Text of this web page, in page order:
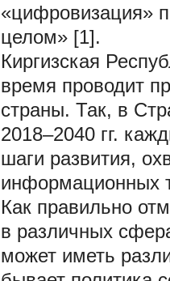
«цифровизация»
целом» [1].
Киргизская
время проводит
страны. Так, в
2018–2040 гг.
шаги развития,
информационных
Как правильно
в различных
может иметь